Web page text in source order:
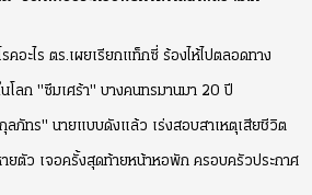
คอะไร ตร.เผยเรียกแท็กซี่ ร้องไห้ไปตลอดทาง
โลก "ซึมเศร้า" บางคนทรมานมา 20 ปี
ลภัทร" นายแบบดังแล้ว เร่งสอบสาเหตุเสียชีวิต
ยตัว เจอครั้งสุดท้ายหน้าหอพัก ครอบครัวประกาศ